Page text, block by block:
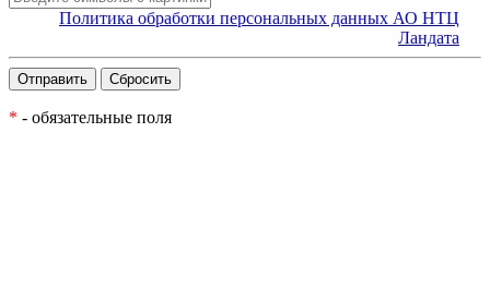
Политика обработки персональных данных АО НТЦ
Ландата
* - обязательные поля